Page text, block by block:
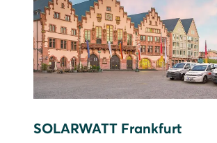
SOLARWATT Frankfurt